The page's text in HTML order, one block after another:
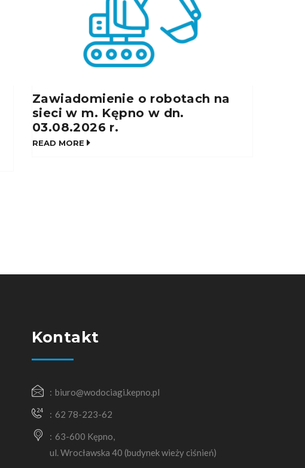
Zawiadomienie o robotach na
sieci w m. Kępno w dn.
03.08.2026 r.
READ MORE
Kontakt
biuro@wodociagi.kepno.pl
62 78-223-62
63-600 Kępno,
ul. Wrocławska 40 (budynek wieży ciśnień)